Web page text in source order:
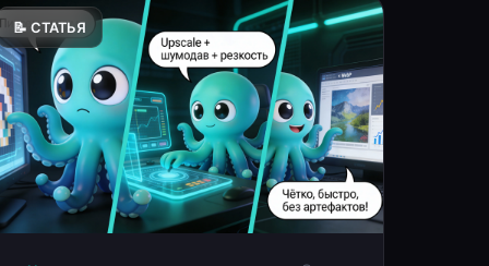
📝 СТАТЬЯ